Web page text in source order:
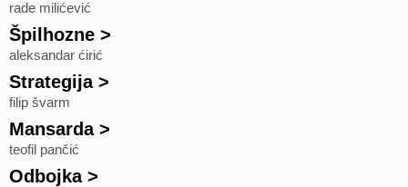
rade milićević
Špilhozne >
aleksandar ćirić
Strategija>
filip švarm
Mansarda>
teofil pančić
Odbojka>